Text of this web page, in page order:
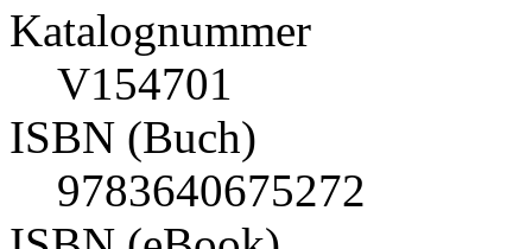
Katalognummer
V154701
ISBN (Buch)
9783640675272